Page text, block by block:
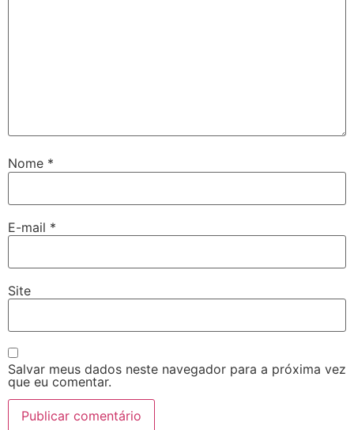
Nome *
E-mail *
Site
Salvar meus dados neste navegador para a próxima vez
que eu comentar.